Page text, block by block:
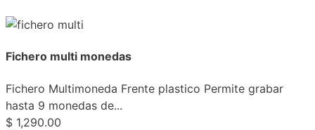
Fichero multi monedas
Fichero Multimoneda Frente plastico Permite grabar
hasta 9 monedas de...
$ 1,290.00